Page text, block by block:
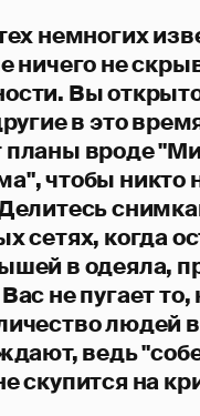
немногих
ничего не
Вы
в это
планы вроде
чтобы никто
сетях, когда
в одеяла,
не пугает то,
людей
ведь
скупится на